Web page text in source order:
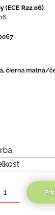
(ECE R22.06)
čierna matná/
množstvo